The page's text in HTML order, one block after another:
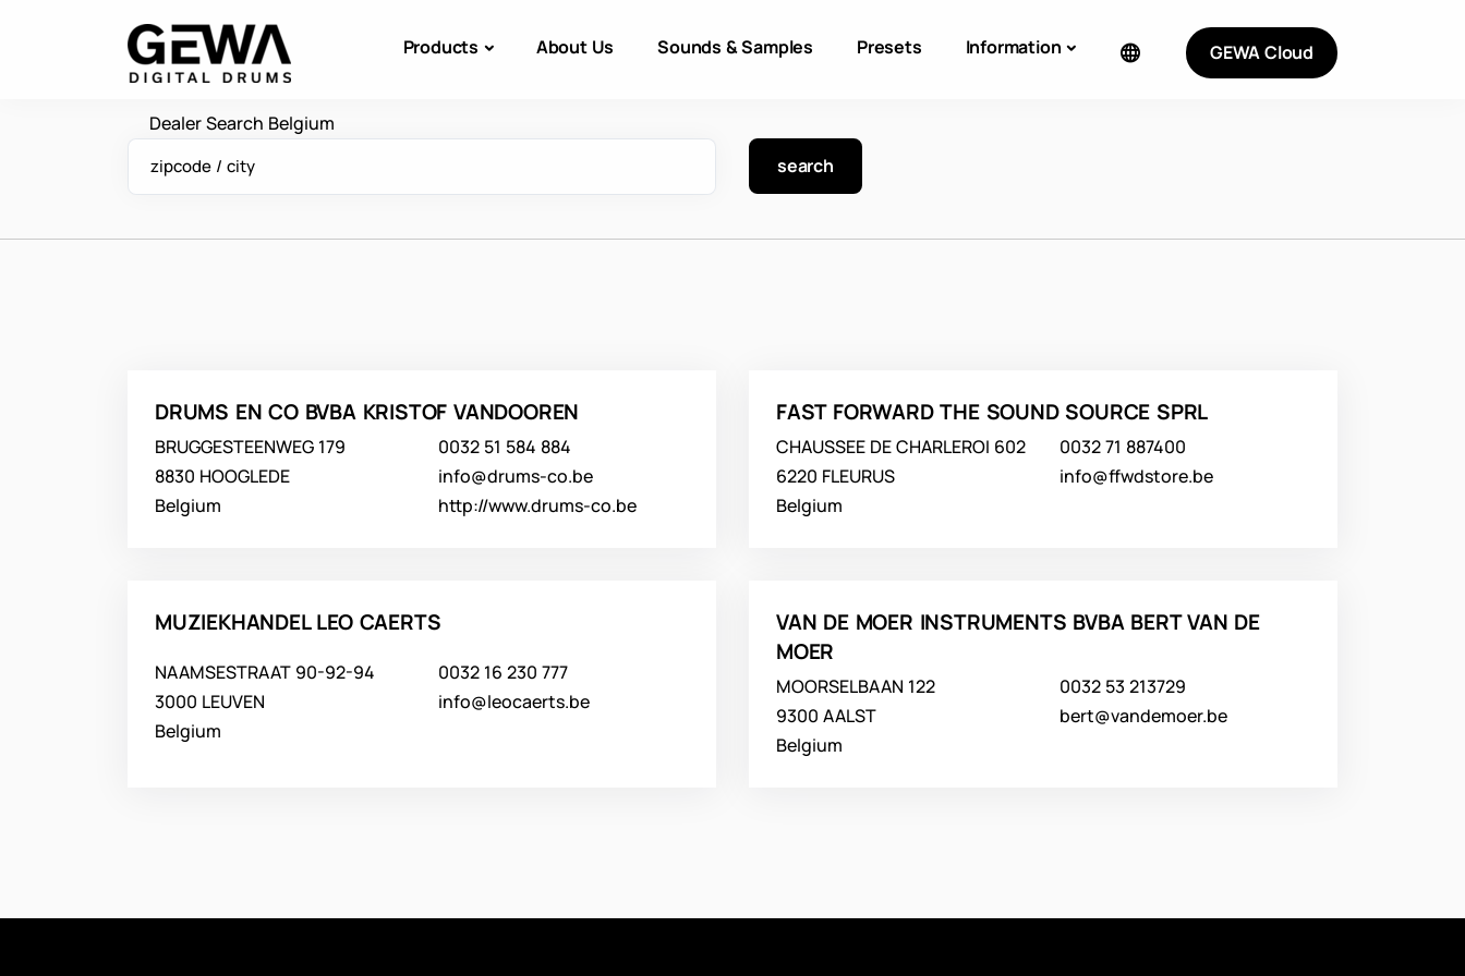
Products About Us Sounds & Samples Presets Information GEWA Cloud
Dealer Search Belgium
zipcode / city
DRUMS EN CO BVBA KRISTOF VANDOOREN
BRUGGESTEENWEG 179
8830 HOOGLEDE
Belgium
0032 51 584 884
info@drums-co.be
http://www.drums-co.be
FAST FORWARD THE SOUND SOURCE SPRL
CHAUSSEE DE CHARLEROI 602
6220 FLEURUS
Belgium
0032 71 887400
info@ffwdstore.be
MUZIEKHANDEL LEO CAERTS
NAAMSESTRAAT 90-92-94
3000 LEUVEN
Belgium
0032 16 230 777
info@leocaerts.be
VAN DE MOER INSTRUMENTS BVBA BERT VAN DE
MOER
MOORSELBAAN 122
9300 AALST
Belgium
0032 53 213729
bert@vandemoer.be